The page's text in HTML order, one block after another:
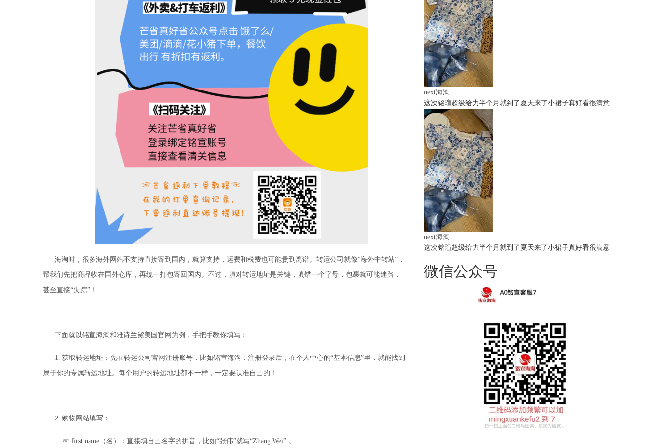
海淘时，很多海外网站不支持直接寄到国内，就算支持，运费和税费也可能贵到离谱。 转运公司 就像“海外中转站”，
帮我们先把商品收在国外仓库，再统一打包寄回国内。不过，填对转运地址是关键，填错一个字母，包裹就可能迷路，
甚至直接“失踪”！
下面就以铭宣海淘和雅诗兰黛美国官网为例，手把手教你填写：
1. 获取转运地址：先在转运公司官网注册账号，比如铭宣海淘 ，注册登录后，在个人中心的“基本信息”里，就能找到
属于你的专属转运地址。每个用户的转运地址都不一样，一定要认准自己的！
2. 购物网站填写：
☞ first name （名）：直接填自己名字的拼音，比如“张伟”就写“Zhang Wei” 。
next海淘
这次铭瑄超级给力半个月就到了夏天来了小裙子真好看很满意
next海淘
这次铭瑄超级给力半个月就到了夏天来了小裙子真好看很满意
微信公众号